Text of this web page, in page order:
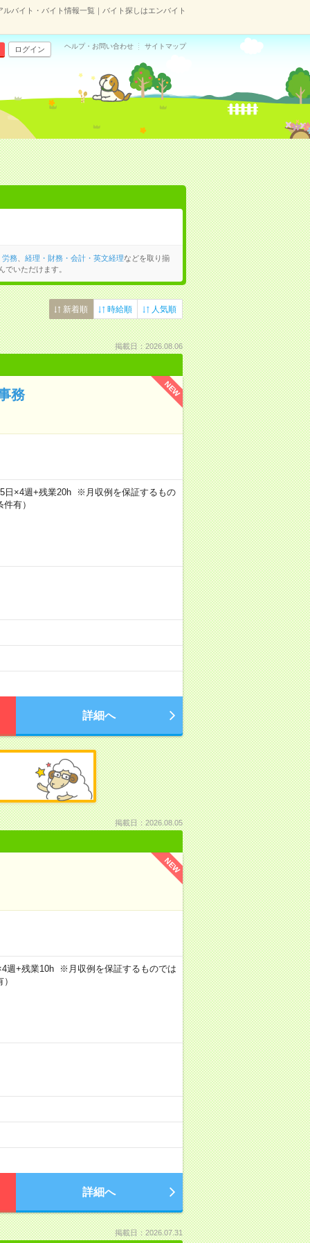
バイト・バイト情報一覧｜バイト探しはエンバイト
ログイン ヘルプ・お問い合わせ サイトマップ
労務、 経理・財務・会計・英文経理などを取り揃
でいただけます。
新着順 時給順 人気順
掲載日：2026.08.06
NEW
務
×4週+残業20h ※月収例を保証するもの
有）
詳細へ
掲載日：2026.08.05
NEW
週+残業10h ※月収例を保証するものでは
詳細へ
掲載日：2026.07.31